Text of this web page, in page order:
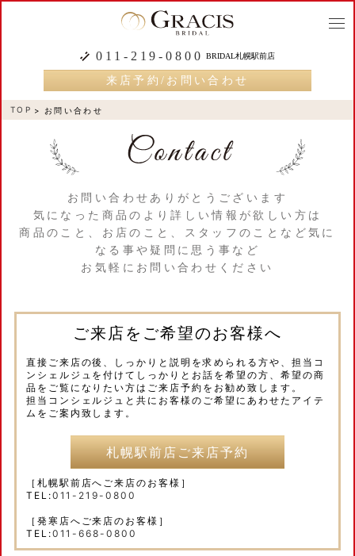
011-219-0800 BRIDAL札幌駅前店
来店予約/お問い合わせ
TOP お問い合わせ
お問い合わせありがとうございます
気になった商品のより詳しい情報が欲しい方は
商品のこと、お店のこと、スタッフのことなど気に
なる事や疑問に思う事など
お気軽にお問い合わせください
ご来店をご希望のお客様へ
直接ご来店の後、しっかりと説明を求められる方や、担当コ
ンシェルジュを付けてしっかりとお話を希望の方、希望の商
品をご覧になりたい方はご来店予約をお勧め致します。
担当コンシェルジュと共にお客様のご希望にあわせたアイテ
ムをご案内致します。
札幌駅前店ご来店予約
［札幌駅前店へご来店のお客様］
TEL:011-219-0800
［発寒店へご来店のお客様］
TEL:011-668-0800